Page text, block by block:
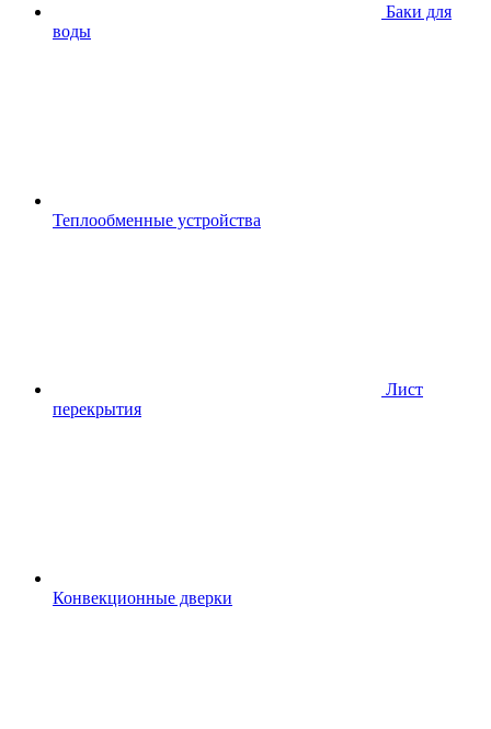
Баки для
воды
Теплообменные устройства
Лист
перекрытия
Конвекционные дверки